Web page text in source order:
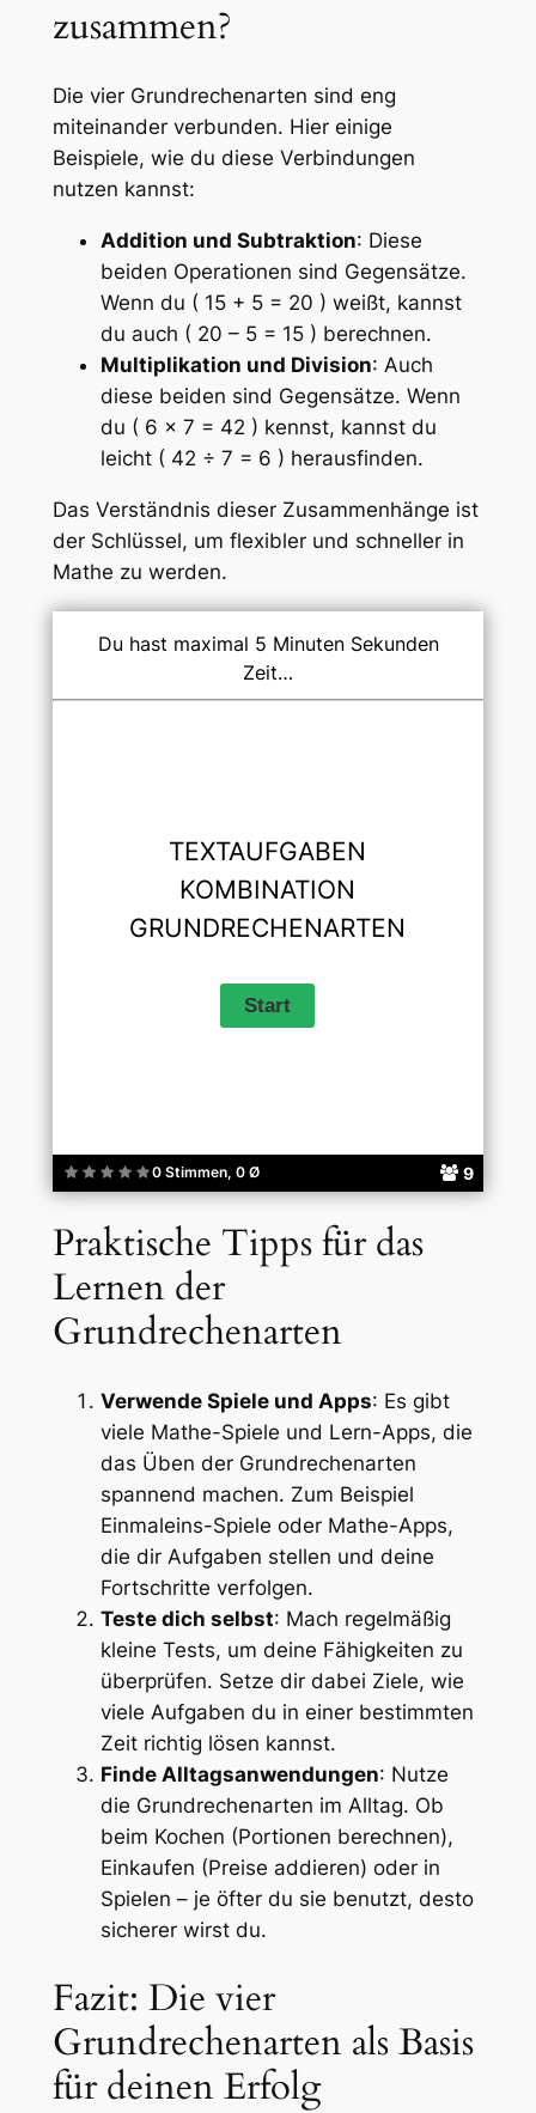
zusammen?
Die vier Grundrechenarten sind eng
miteinander verbunden. Hier einige
Beispiele, wie du diese Verbindungen
nutzen kannst:
Addition und Subtraktion: Diese
beiden Operationen sind Gegensätze.
Wenn du ( 15 + 5 = 20 ) weißt, kannst
du auch ( 20 – 5 = 15 ) berechnen.
Multiplikation und Division: Auch
diese beiden sind Gegensätze. Wenn
du ( 6 × 7 = 42 ) kennst, kannst du
leicht ( 42 ÷ 7 = 6 ) herausfinden.
Das Verständnis dieser Zusammenhänge ist
der Schlüssel, um flexibler und schneller in
Mathe zu werden.
0 Stimmen, 0 Ø 9
Du hast maximal 5 Minuten Sekunden
Zeit…
TEXTAUFGABEN
KOMBINATION
GRUNDRECHENARTEN
Praktische Tipps für das
Lernen der
Grundrechenarten
Verwende Spiele und Apps: Es gibt
viele Mathe-Spiele und Lern-Apps, die
das Üben der Grundrechenarten
spannend machen. Zum Beispiel
Einmaleins-Spiele oder Mathe-Apps,
die dir Aufgaben stellen und deine
Fortschritte verfolgen.
Teste dich selbst: Mach regelmäßig
kleine Tests, um deine Fähigkeiten zu
überprüfen. Setze dir dabei Ziele, wie
viele Aufgaben du in einer bestimmten
Zeit richtig lösen kannst.
Finde Alltagsanwendungen: Nutze
die Grundrechenarten im Alltag. Ob
beim Kochen (Portionen berechnen),
Einkaufen (Preise addieren) oder in
Spielen – je öfter du sie benutzt, desto
sicherer wirst du.
Fazit: Die vier
Grundrechenarten als Basis
für deinen Erfolg